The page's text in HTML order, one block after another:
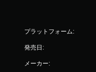
プラットフォーム:
発売日:
メーカー: